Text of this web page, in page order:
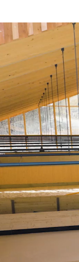
Outdoor-
Spa für Mama
Fitness & Yoga